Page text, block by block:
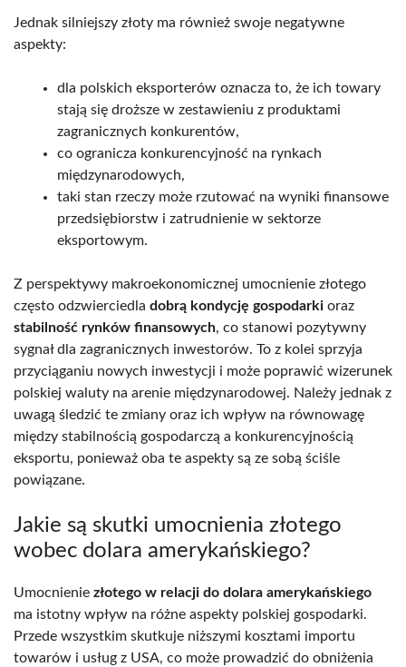
Jednak silniejszy złoty ma również swoje negatywne
aspekty:
dla polskich eksporterów oznacza to, że ich towary
stają się droższe w zestawieniu z produktami
zagranicznych konkurentów,
co ogranicza konkurencyjność na rynkach
międzynarodowych,
taki stan rzeczy może rzutować na wyniki finansowe
przedsiębiorstw i zatrudnienie w sektorze
eksportowym.
Z perspektywy makroekonomicznej umocnienie złotego
często odzwierciedla dobrą kondycję gospodarki oraz
stabilność rynków finansowych, co stanowi pozytywny
sygnał dla zagranicznych inwestorów. To z kolei sprzyja
przyciąganiu nowych inwestycji i może poprawić wizerunek
polskiej waluty na arenie międzynarodowej. Należy jednak z
uwagą śledzić te zmiany oraz ich wpływ na równowagę
między stabilnością gospodarczą a konkurencyjnością
eksportu, ponieważ oba te aspekty są ze sobą ściśle
powiązane.
Jakie są skutki umocnienia złotego
wobec dolara amerykańskiego?
Umocnienie złotego w relacji do dolara amerykańskiego
ma istotny wpływ na różne aspekty polskiej gospodarki.
Przede wszystkim skutkuje niższymi kosztami importu
towarów i usług z USA, co może prowadzić do obniżenia